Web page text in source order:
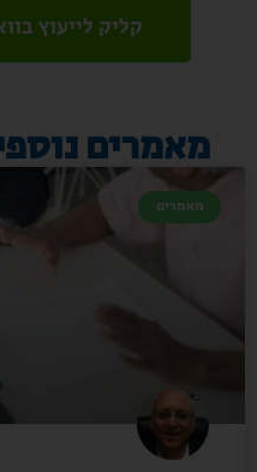
קליק לייעוץ
מאמרים
מאמרים